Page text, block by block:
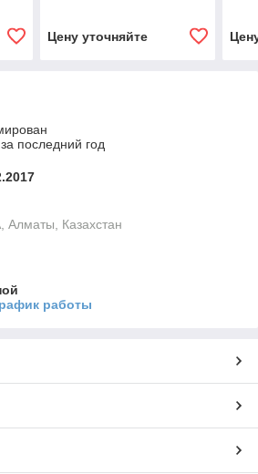
Цену уточняйте
последний год
Казахстан
работы